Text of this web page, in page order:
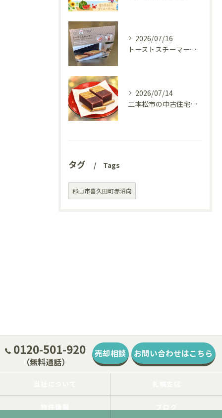
2026/07/16
トーストスチーマーで、いつものパンが少し変わった話
2026/07/14
二本松市の中古住宅、リフォーム前の様子を見てきました(^^♪
タグ Tags
郡山市喜久田町赤沼向
0120-501-920
（無料通話）
売却相談 お問い合わせはこちら